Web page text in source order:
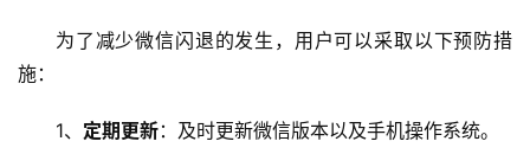
C
D
为了减少微信闪退的发生，用户可以采取以下预防措
施：
1、 定期更新：及时更新微信版本以及手机操作系统。